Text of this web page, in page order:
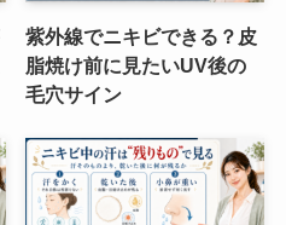
紫外線でニキビできる？皮
脂焼け前に見たいUV後の
毛穴サイン